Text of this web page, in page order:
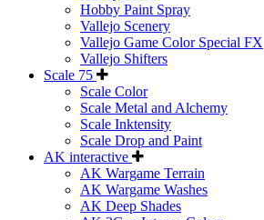
Hobby Paint Spray
Vallejo Scenery
Vallejo Game Color Special FX
Vallejo Shifters
Scale 75
Scale Color
Scale Metal and Alchemy
Scale Inktensity
Scale Drop and Paint
AK interactive
AK Wargame Terrain
AK Wargame Washes
AK Deep Shades